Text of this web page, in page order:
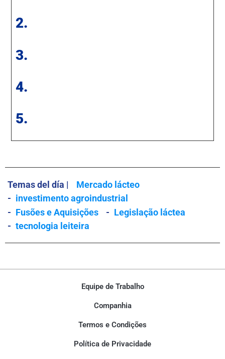
2.
3.
4.
5.
Temas del día |
Mercado lácteo
- investimento agroindustrial
- Fusões e Aquisições - Legislação láctea
- tecnologia leiteira
Equipe de Trabalho
Companhia
Termos e Condições
Política de Privacidade